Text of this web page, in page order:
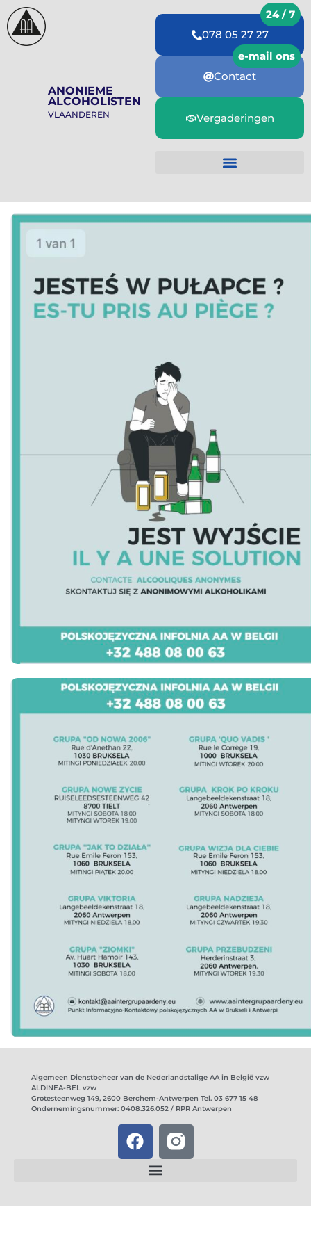
ANONIEME
ALCOHOLISTEN
VLAANDEREN
078 05 27 27
Contact
Vergaderingen
Algemeen Dienstbeheer van de Nederlandstalige AA in België vzw
ALDINEA-BEL vzw
Grotesteenweg 149, 2600 Berchem-Antwerpen Tel. 03 677 15 48
Ondernemingsnummer: 0408.326.052 / RPR Antwerpen